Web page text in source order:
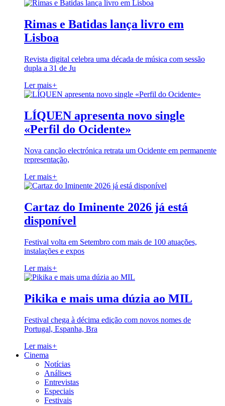
Rimas e Batidas lança livro em
Lisboa
Revista digital celebra uma década de música com sessão
dupla a 31 de Ju
Ler mais+
LÍQUEN apresenta novo single
«Perfil do Ocidente»
Nova canção electrónica retrata um Ocidente em permanente
representação,
Ler mais+
Cartaz do Iminente 2026 já está
disponível
Festival volta em Setembro com mais de 100 atuações,
instalações e expos
Ler mais+
Pikika e mais uma dúzia ao MIL
Festival chega à décima edição com novos nomes de
Portugal, Espanha, Bra
Ler mais+
Cinema
Notícias
Análises
Entrevistas
Especiais
Festivais